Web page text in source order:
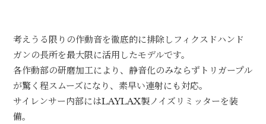
考えうる限りの作動音を徹底的に排除しフィクスドハンド
ガンの長所を最大限に活用したモデルです。
各作動部の研磨加工により、静音化のみならずトリガープル
が驚く程スムーズになり、素早い連射にも対応。
サイレンサー内部にはLAYLAX製ノイズリミッターを装
備。